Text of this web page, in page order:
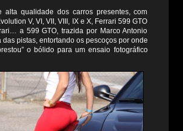
qualidade dos carros presentes, com
V, VI, VII, VIII, IX e X, Ferrari 599 GTO
a 599 GTO, trazida por Marco Antonio
pistas, entortando os pescoços por onde
o bólido para um ensaio fotográfico